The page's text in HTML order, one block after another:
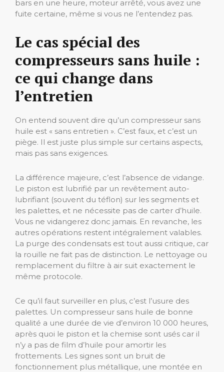
bars en une heure, moteur arrêté, vous avez une
fuite certaine, même si vous ne l’entendez pas.
Le cas spécial des
compresseurs sans huile :
ce qui change dans
l’entretien
On entend souvent dire qu’un compresseur sans
huile est « sans entretien ». C’est faux, et c’est un
piège. Il est juste plus simple sur certains aspects,
mais pas sans exigences.
La différence majeure, c’est l’absence de vidange.
Le piston est lubrifié par un revêtement auto-
lubrifiant (souvent du téflon) sur les segments et
les palettes, et ne nécessite pas de carter d’huile.
Vous ne vidangerez donc jamais. En revanche, les
autres opérations restent intégralement valables.
La purge des condensats est tout aussi critique, car
la rouille ne fait pas de distinction. Le nettoyage ou
remplacement du filtre à air suit exactement le
même protocole.
Ce qu’il faut surveiller en plus, c’est l’usure des
palettes. Un compresseur sans huile de bonne
qualité a une durée de vie d’environ 10 000 heures,
après quoi le piston et la chemise sont usés car il
n’y a pas de film d’huile pour amortir les
frottements. Les signes sont un bruit de
fonctionnement plus métallique, une montée en